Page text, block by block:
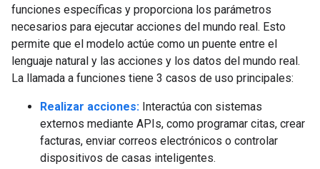
funciones específicas y proporciona los parámetros
necesarios para ejecutar acciones del mundo real. Esto
permite que el modelo actúe como un puente entre el
lenguaje natural y las acciones y los datos del mundo real.
La llamada a funciones tiene 3 casos de uso principales:
Realizar acciones: Interactúa con sistemas
externos mediante APIs, como programar citas, crear
facturas, enviar correos electrónicos o controlar
dispositivos de casas inteligentes.